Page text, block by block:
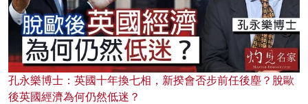
孔永樂博士：英國十年換七相，新揆會否步前任後塵？脫歐
後英國經濟為何仍然低迷？